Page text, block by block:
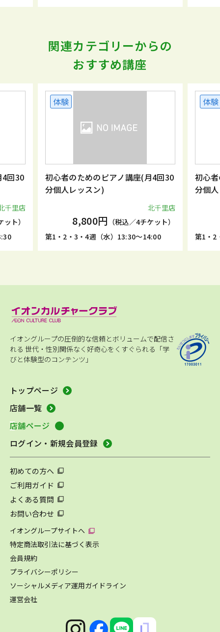
関連カテゴリーからの
おすすめ講座
4回30
千里店
ト）
体験
初心者のためのピアノ講座(月4回30
分個人レッスン)
北千里店
8,800円 （税込／4チケット）
第1・2・3・4週（水）13:30～14:00
体験
初心
分個
第1・2
イオングループの圧倒的な信頼とボリュームで配信さ
れる 世代・性別関係なく好奇心をくすぐられる「学
びと体験型のコンテンツ」
トップページ
店舗一覧
店舗ページ
ログイン・新規会員登録
初めての方へ
ご利用ガイド
よくある質問
お問い合わせ
イオングループサイトへ
特定商法取引法に基づく表示
会員規約
プライバシーポリシー
ソーシャルメディア運用ガイドライン
運営会社